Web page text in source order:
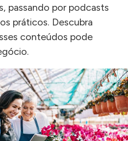
passando por podcasts
práticos. Descubra
conteúdos pode